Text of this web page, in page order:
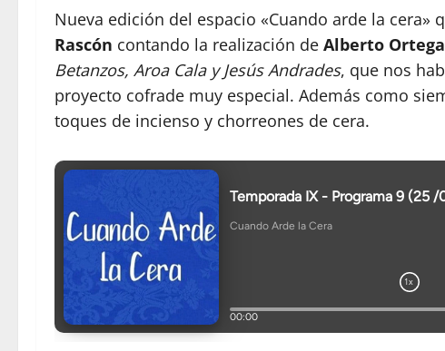
Nueva edición del espacio «Cuando arde la cera»
Rascón contando la realización de Alberto Ortega
Betanzos, Aroa Cala y Jesús Andrades, que nos
proyecto cofrade muy especial. Además como
toques de incienso y chorreones de cera.